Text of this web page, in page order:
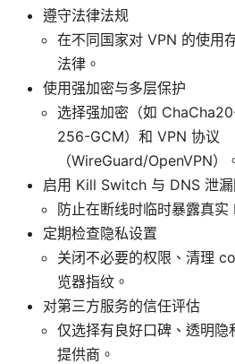
遵守法律法规
在不同国家对 VPN 的使用
法律。
使用强加密与多层保护
选择强加密（如
256-GCM）和 VPN 协议
（WireGuard/OpenVPN）
启用 Kill Switch 与 DNS 泄漏
防止在断线时临时暴露真实
定期检查隐私设置
关闭不必要的权限、清理
览器指纹。
对第三方服务的信任评估
仅选择有良好口碑、透明隐
提供商。